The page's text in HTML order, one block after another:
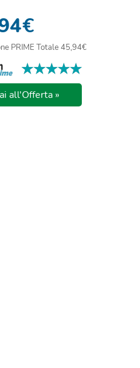
€
PRIME Totale 45,94€
★★★★★
★★★★★
all'Offerta »